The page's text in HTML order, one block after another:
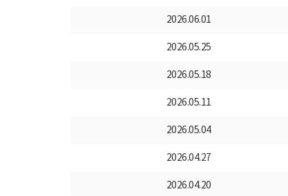
2026.06.01
2026.05.25
2026.05.18
2026.05.11
2026.05.04
2026.04.27
2026.04.20